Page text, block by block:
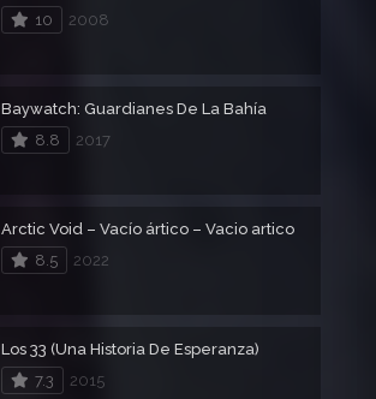
10
2008
Baywatch: Guardianes De La Bahía
8.8
2017
Arctic Void – Vacío ártico – Vacio artico
8.5
2022
Los 33 (Una Historia De Esperanza)
7.3
2015